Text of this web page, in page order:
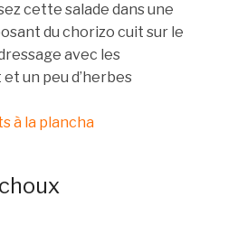
cette salade dans une
du chorizo cuit sur le
avec les
un peu d’herbes
à la plancha